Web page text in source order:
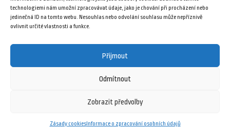
technologiemi nám umožní zpracovávat údaje, jako je chování při procházení nebo
jedinečná ID na tomto webu. Nesouhlas nebo odvolání souhlasu může nepříznivě
ovlivnit určité vlastnosti a funkce.
Přijmout
Odmítnout
Zobrazit předvolby
Zásady cookiesInformace o zpracování osobních údajů
Přidat do košíku